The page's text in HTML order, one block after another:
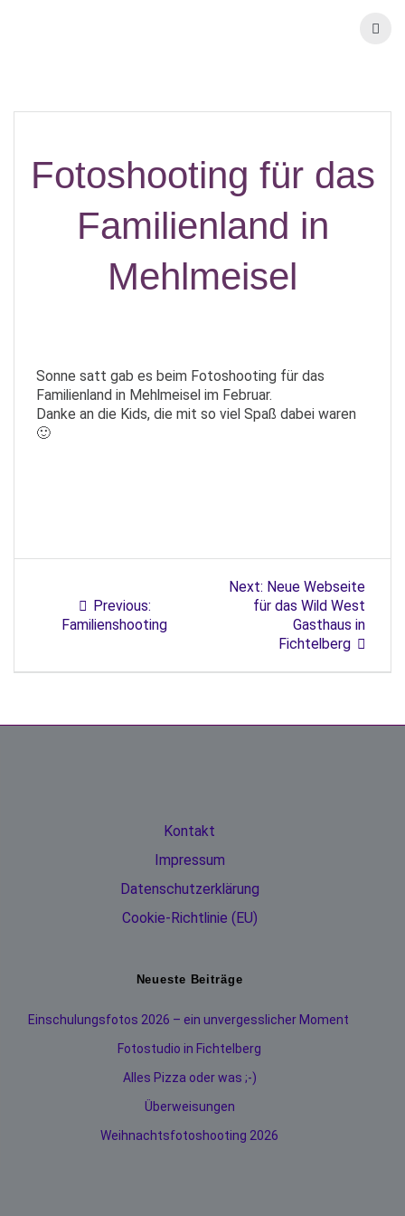
Fotoshooting für das
Familienland in
Mehlmeisel
Sonne satt gab es beim Fotoshooting für das
Familienland in Mehlmeisel im Februar.
Danke an die Kids, die mit so viel Spaß dabei waren
🙂
Previous:
Familienshooting
Next: Neue Webseite
für das Wild West
Gasthaus in
Fichtelberg
Kontakt
Impressum
Datenschutzerklärung
Cookie-Richtlinie (EU)
Neueste Beiträge
Einschulungsfotos 2026 – ein unvergesslicher Moment
Fotostudio in Fichtelberg
Alles Pizza oder was ;-)
Überweisungen
Weihnachtsfotoshooting 2026